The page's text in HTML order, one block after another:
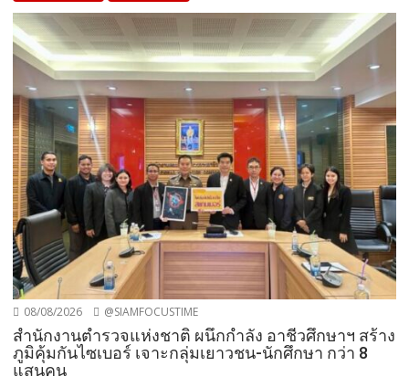
08/08/2026 @SIAMFOCUSTIME
สำนักงานตำรวจแห่งชาติ ผนึกกำลัง อาชีวศึกษาฯ สร้าง
ภูมิคุ้มกันไซเบอร์ เจาะกลุ่มเยาวชน-นักศึกษา กว่า 8
แสนคน